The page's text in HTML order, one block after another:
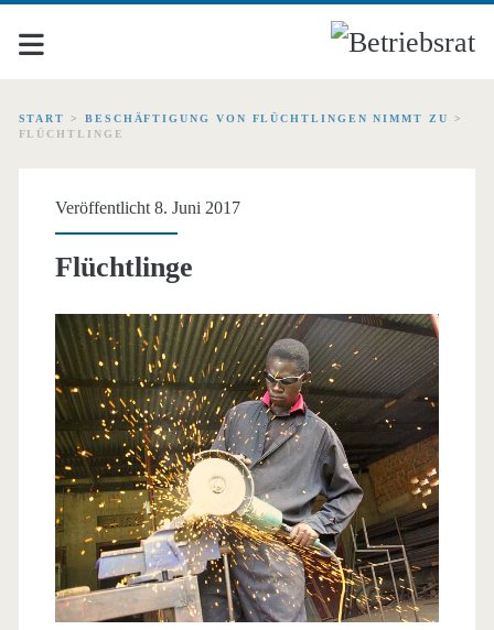
START > BESCHÄFTIGUNG VON FLÜCHTLINGEN NIMMT ZU
>
FLÜCHTLINGE
Veröffentlicht 8. Juni 2017
Flüchtlinge